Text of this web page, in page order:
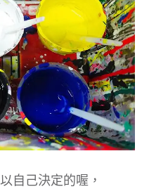
自己決定的喔，